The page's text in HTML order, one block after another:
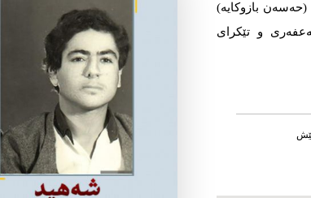
بازوکایه‌‌‌)
و تێکرای